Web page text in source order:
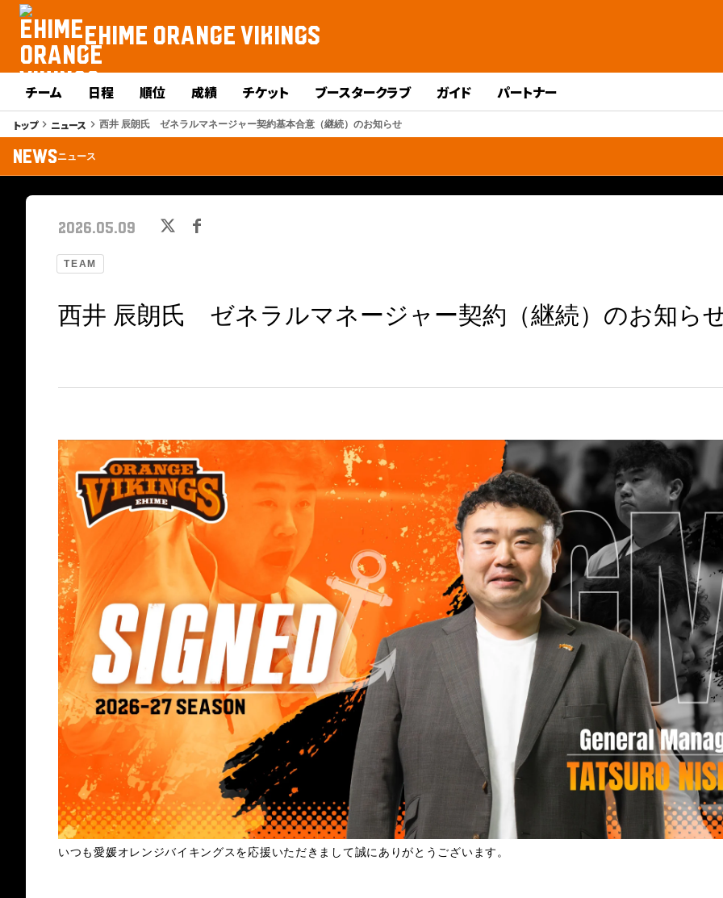
EHIME ORANGE VIKINGS
チーム 日程 順位 成績 チケット ブースタークラブ ガイド パートナー
トップkeyboard_arrow_right ニュース keyboard_arrow_right 西井 辰朗氏 ゼネラルマネージャー契約基本合意（継続）のお知らせ
NEWSニュース
TEAM
2026.05.09
西井 辰朗氏 ゼネラルマネージャー契約（継続）のお知ら
いつも愛媛オレンジバイキングスを応援いただきまして誠にありがとうございます。